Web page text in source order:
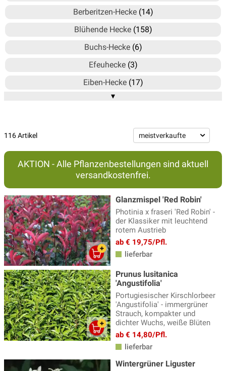
Berberitzen-Hecke(14)
Blühende Hecke(158)
Buchs-Hecke(6)
Efeuhecke(3)
Eiben-Hecke(17)
Fertighecke
Hainbuchen-Hecke(3)
Hecken-Paletten(32)
Ilex-Hecke, Stechpalmen-Hecke(33)
Immergrüne Hecke(116)
Japanische Stechpalme(8)
Kirschlorbeer-Hecke(7)
Koniferen-Hecke(38)
Laubabwerfende Hecke(170)
Laubhecke(156)
Liguster-Hecke(6)
Naturnahe Hecke(26)
Scheinzypressen-Hecke
Thuja, Lebensbaum(14)
Wacholder-Hecke(10)
▾
116 Artikel
AKTION - Alle Pflanzenbestellungen sind aktuell
versandkostenfrei.
Glanzmispel 'Red Robin'
Photinia x fraseri 'Red Robin' -
der Klassiker mit leuchtend
rotem Austrieb
ab € 19,75/Pfl.
lieferbar
Prunus lusitanica
'Angustifolia'
Portugiesischer Kirschlorbeer
'Angustifolia' - immergrüner
Strauch, kompakter und
dichter Wuchs, weiße Blüten
ab € 14,80/Pfl.
lieferbar
Wintergrüner Liguster